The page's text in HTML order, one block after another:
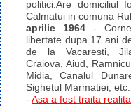
politici.Are domiciliul
Calmatui in comuna
aprilie 1964-
libertate dupa 17 ani
de la Vacaresti,
Craiova, Aiud,
Midia, Canalul
Sighetul Marmatiei, etc.
- Asa a fost traita